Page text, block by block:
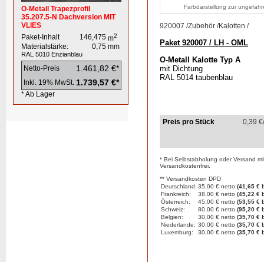
O-Metall Trapezprofil
35.207.5-N Dachversion MIT
VLIES
Paket-Inhalt
146,475 m2
Materialstärke: 0,75 mm
RAL 5010 Enzianblau
Netto-Preis 1.461,82 €*
Inkl. 19% MwSt. 1.739,57 €*
* Ab Lager
Farbdarstellung zur
920007 /Zubehör /Kalotten /
Paket 920007 / LH - OML
O-Metall Kalotte Typ A
mit Dichtung
RAL 5014 taubenblau
Preis pro Stück 0,39
* Bei Selbstabholung oder Versand
Versandkostenfrei.
** Versandkosten DPD
Deutschland: 35,00 € netto (41,65 €
Frankreich:
38,00 € netto (45,22 €
Österreich:
45,00 € netto (53,55 €
Schweiz:
80,00 € netto (95,20 €
Belgien:
30,00 € netto (35,70 €
Niederlande: 30,00 € netto (35,70 €
Luxemburg:
30,00 € netto (35,70 €